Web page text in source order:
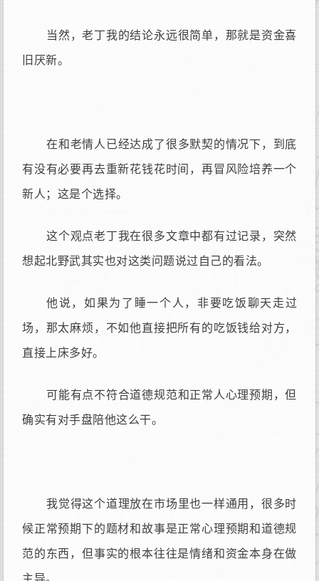
当然，老丁我的结论永远很简单，那就是资金喜
旧厌新。
在和老情人已经达成了很多默契的情况下，到底
有没有必要再去重新花钱花时间，再冒风险培养一个
新人；这是个选择。
这个观点老丁我在很多文章中都有过记录，突然
想起北野武其实也对这类问题说过自己的看法。
他说，如果为了睡一个人，非要吃饭聊天走过
场，那太麻烦，不如他直接把所有的吃饭钱给对方，
直接上床多好。
可能有点不符合道德规范和正常人心理预期，但
确实有对手盘陪他这么干。
我觉得这个道理放在市场里也一样通用，很多时
候正常预期下的题材和故事是正常心理预期和道德规
范的东西，但事实的根本往往是情绪和资金本身在做
主导。